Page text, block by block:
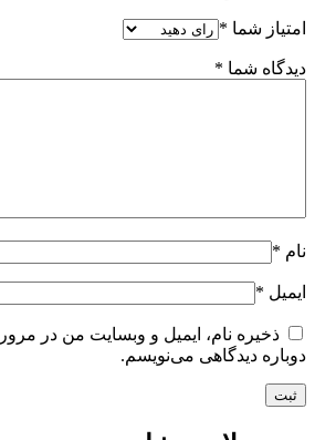
امتیاز شما *
دیدگاه شما *
نام *
ایمیل *
ذخیره نام، ایمیل و وبسایت من در
دوباره دیدگاهی می‌نویسم.